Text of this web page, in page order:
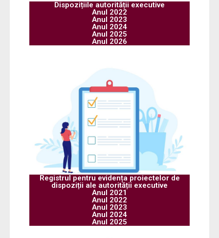
Dispozițiile autorității executive
Anul 2022
Anul 2023
Anul 2024
Anul 2025
Anul 2026
Registrul pentru evidența proiectelor de
dispoziții ale autorității executive
Anul 2021
Anul 2022
Anul 2023
Anul 2024
Anul 2025